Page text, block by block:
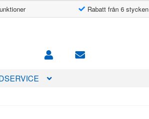
Rabatt från 6 stycken